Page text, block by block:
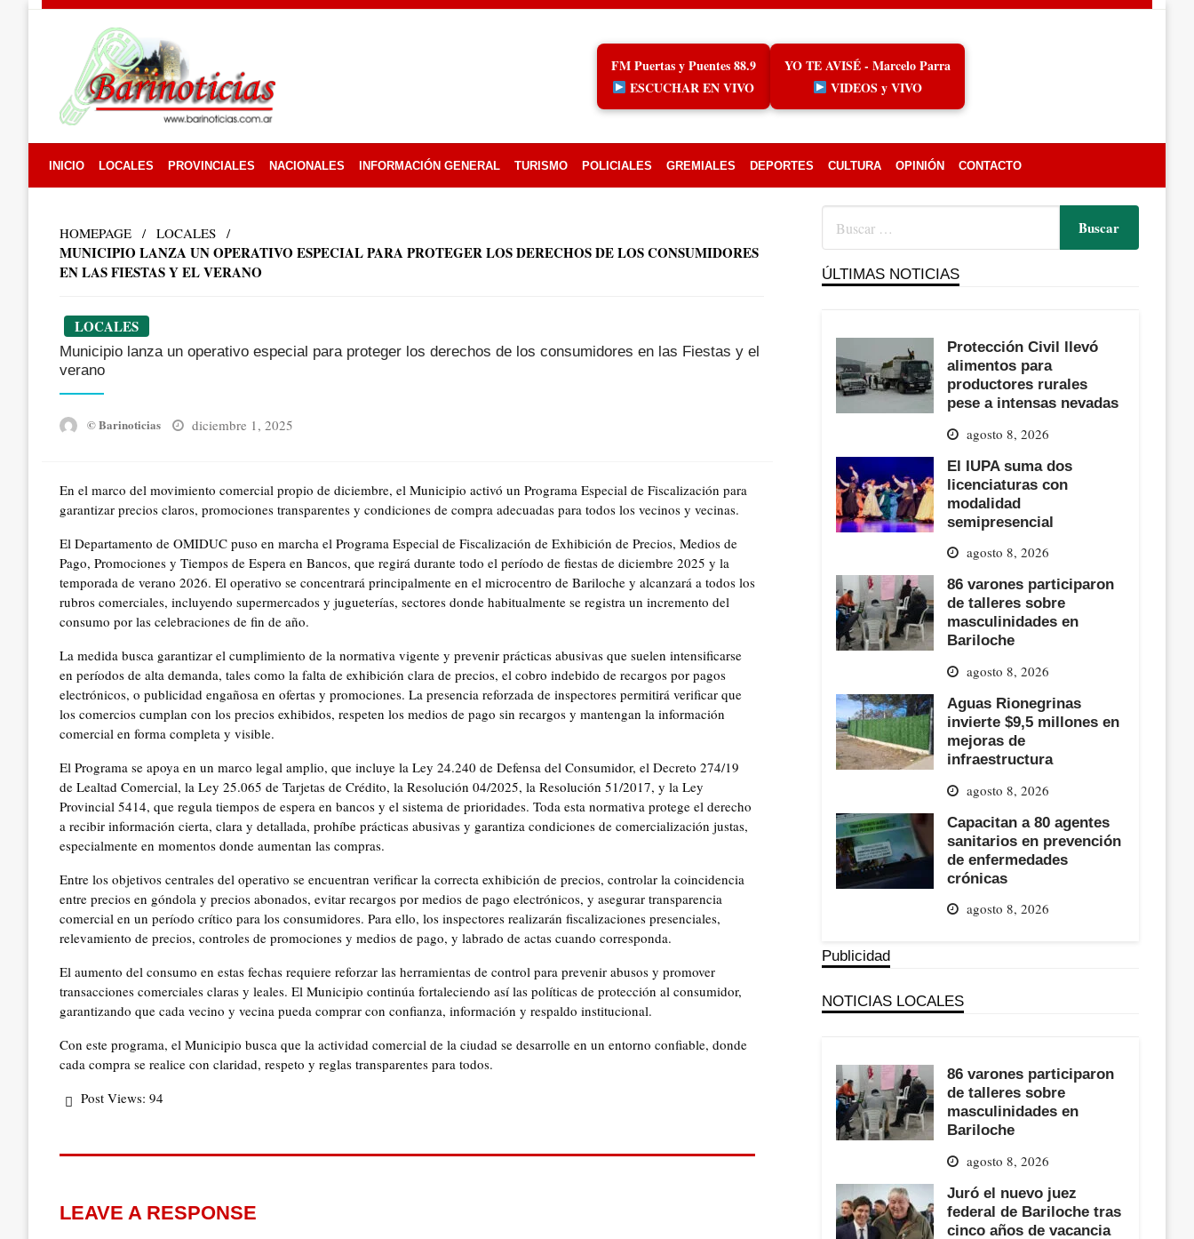
FM Puertas y Puentes 88.9
ESCUCHAR EN VIVO
YO TE AVISÉ - Marcelo Parra
VIDEOS y VIVO
INICIO LOCALES PROVINCIALES NACIONALES INFORMACIÓN GENERAL TURISMO POLICIALES GREMIALES DEPORTES CULTURA OPINIÓN CONTACTO
HOMEPAGE LOCALES
MUNICIPIO LANZA UN OPERATIVO ESPECIAL PARA PROTEGER LOS DERECHOS DE LOS CONSUMIDORES
EN LAS FIESTAS Y EL VERANO
LOCALES
Municipio lanza un operativo especial para proteger los derechos de los consumidores en las Fiestas y el
verano
© Barinoticias
Posted
diciembre 1, 2025
En el marco del movimiento comercial propio de diciembre, el Municipio activó un Programa Especial de Fiscalización para
garantizar precios claros, promociones transparentes y condiciones de compra adecuadas para todos los vecinos y vecinas.
El Departamento de OMIDUC puso en marcha el Programa Especial de Fiscalización de Exhibición de Precios, Medios de
Pago, Promociones y Tiempos de Espera en Bancos, que regirá durante todo el período de fiestas de diciembre 2025 y la
temporada de verano 2026. El operativo se concentrará principalmente en el microcentro de Bariloche y alcanzará a todos los
rubros comerciales, incluyendo supermercados y jugueterías, sectores donde habitualmente se registra un incremento del
consumo por las celebraciones de fin de año.
La medida busca garantizar el cumplimiento de la normativa vigente y prevenir prácticas abusivas que suelen intensificarse
en períodos de alta demanda, tales como la falta de exhibición clara de precios, el cobro indebido de recargos por pagos
electrónicos, o publicidad engañosa en ofertas y promociones. La presencia reforzada de inspectores permitirá verificar que
los comercios cumplan con los precios exhibidos, respeten los medios de pago sin recargos y mantengan la información
comercial en forma completa y visible.
El Programa se apoya en un marco legal amplio, que incluye la Ley 24.240 de Defensa del Consumidor, el Decreto 274/19
de Lealtad Comercial, la Ley 25.065 de Tarjetas de Crédito, la Resolución 04/2025, la Resolución 51/2017, y la Ley
Provincial 5414, que regula tiempos de espera en bancos y el sistema de prioridades. Toda esta normativa protege el derecho
a recibir información cierta, clara y detallada, prohíbe prácticas abusivas y garantiza condiciones de comercialización justas,
especialmente en momentos donde aumentan las compras.
Entre los objetivos centrales del operativo se encuentran verificar la correcta exhibición de precios, controlar la coincidencia
entre precios en góndola y precios abonados, evitar recargos por medios de pago electrónicos, y asegurar transparencia
comercial en un período crítico para los consumidores. Para ello, los inspectores realizarán fiscalizaciones presenciales,
relevamiento de precios, controles de promociones y medios de pago, y labrado de actas cuando corresponda.
El aumento del consumo en estas fechas requiere reforzar las herramientas de control para prevenir abusos y promover
transacciones comerciales claras y leales. El Municipio continúa fortaleciendo así las políticas de protección al consumidor,
garantizando que cada vecino y vecina pueda comprar con confianza, información y respaldo institucional.
Con este programa, el Municipio busca que la actividad comercial de la ciudad se desarrolle en un entorno confiable, donde
cada compra se realice con claridad, respeto y reglas transparentes para todos.
Post Views: 94
LEAVE A RESPONSE
ÚLTIMAS NOTICIAS
Protección Civil llevó
alimentos para
productores rurales
pese a intensas nevadas
agosto 8, 2026
El IUPA suma dos
licenciaturas con
modalidad
semipresencial
agosto 8, 2026
86 varones participaron
de talleres sobre
masculinidades en
Bariloche
agosto 8, 2026
Aguas Rionegrinas
invierte $9,5 millones en
mejoras de
infraestructura
agosto 8, 2026
Capacitan a 80 agentes
sanitarios en prevención
de enfermedades
crónicas
agosto 8, 2026
Publicidad
NOTICIAS LOCALES
86 varones participaron
de talleres sobre
masculinidades en
Bariloche
agosto 8, 2026
Juró el nuevo juez
federal de Bariloche tras
cinco años de vacancia